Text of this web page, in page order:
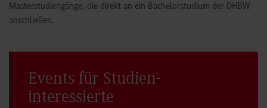
Masterstudiengänge, die direkt an ein Bachelorstudium der DHBW
anschließen.
Events für Studien­
interessierte